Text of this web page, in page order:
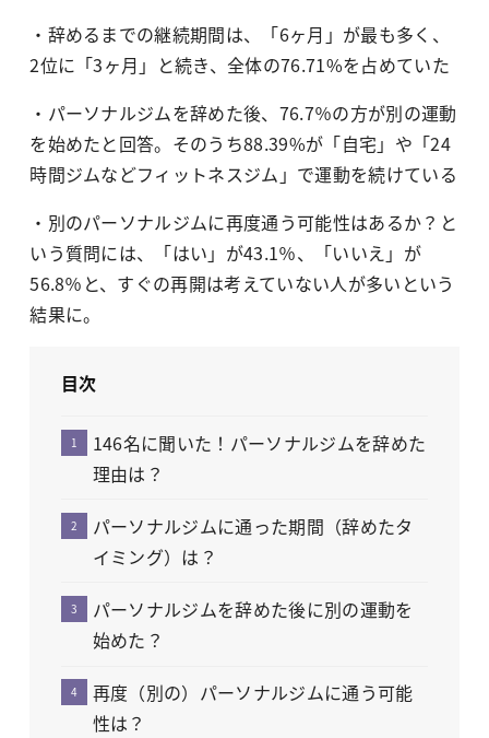
・辞めるまでの継続期間は、「6ヶ月」が最も多く、
2位に「3ヶ月」と続き、全体の76.71%を占めていた
・パーソナルジムを辞めた後、76.7％の方が別の運動
を始めたと回答。そのうち88.39%が「自宅」や「24
時間ジムなどフィットネスジム」で運動を続けている
・別のパーソナルジムに再度通う可能性はあるか？と
いう質問には、「はい」が43.1％、「いいえ」が
56.8％と、すぐの再開は考えていない人が多いという
結果に。
目次
146名に聞いた！パーソナルジムを辞めた
理由は？
パーソナルジムに通った期間（辞めたタ
イミング）は？
パーソナルジムを辞めた後に別の運動を
始めた？
再度（別の）パーソナルジムに通う可能
性は？